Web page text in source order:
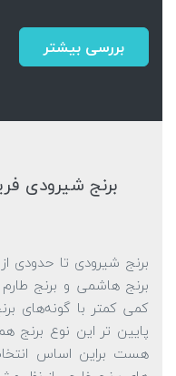
بررسی بیشتر
برنج شیرودی
برنج شیرودی تا حدودی
برنج هاشمی و برنج
کمی کمتر با گونه‌های
پایین تر این نوع برنج
هست براین اساس